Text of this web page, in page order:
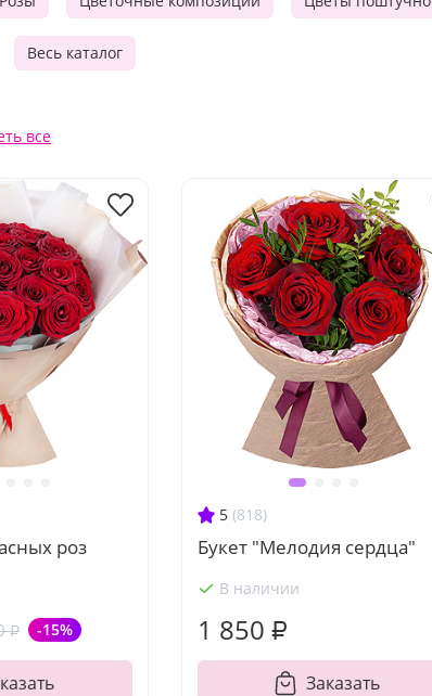
Весь каталог
все
роз
₽ -15%
5 (818)
Букет "Мелодия сердца"
В наличии
1 850 ₽
Заказать